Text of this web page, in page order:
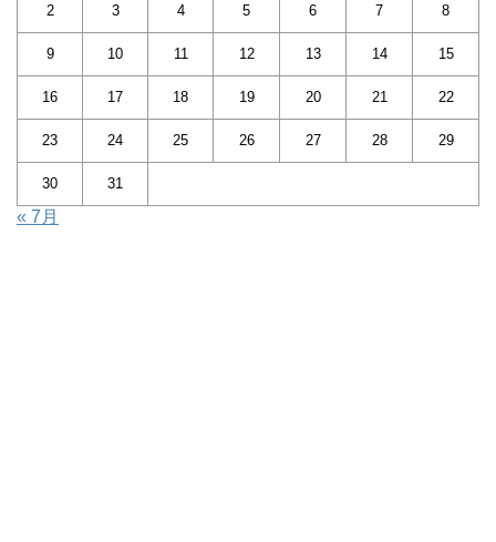
2 3 4 5 6 7 8
9 10 11 12 13 14 15
16 17 18 19 20 21 22
23 24 25 26 27 28 29
30 31
« 7月